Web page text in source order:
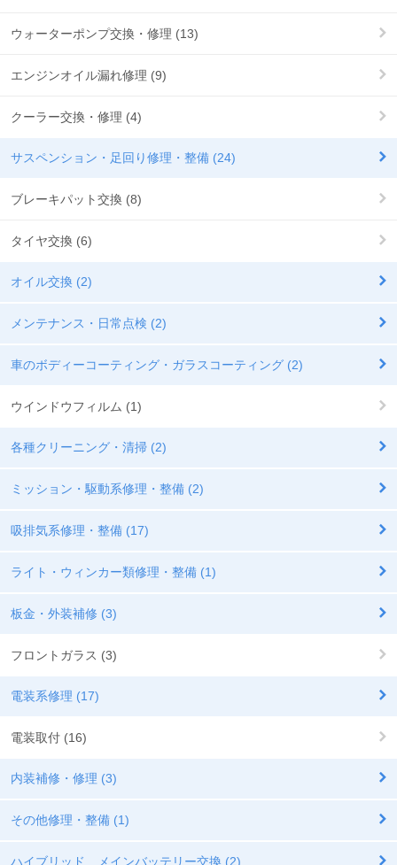
ウォーターポンプ交換・修理 (13)
エンジンオイル漏れ修理 (9)
クーラー交換・修理 (4)
サスペンション・足回り修理・整備 (24)
ブレーキパット交換 (8)
タイヤ交換 (6)
オイル交換 (2)
メンテナンス・日常点検 (2)
車のボディーコーティング・ガラスコーティング (2)
ウインドウフィルム (1)
各種クリーニング・清掃 (2)
ミッション・駆動系修理・整備 (2)
吸排気系修理・整備 (17)
ライト・ウィンカー類修理・整備 (1)
板金・外装補修 (3)
フロントガラス (3)
電装系修理 (17)
電装取付 (16)
内装補修・修理 (3)
その他修理・整備 (1)
ハイブリッド メインバッテリー交換 (2)